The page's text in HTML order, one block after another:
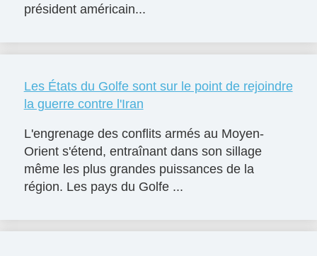
président américain...
Les États du Golfe sont sur le point de rejoindre
la guerre contre l'Iran
L'engrenage des conflits armés au Moyen-
Orient s'étend, entraînant dans son sillage
même les plus grandes puissances de la
région. Les pays du Golfe ...